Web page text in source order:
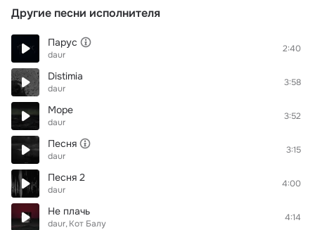
Другие песни исполнителя
Парус
daur
2:40
Distimia
daur
3:58
Море
daur
3:52
Песня
daur
3:15
Песня 2
daur
4:00
Не плачь
daur Кот Балу
4:14